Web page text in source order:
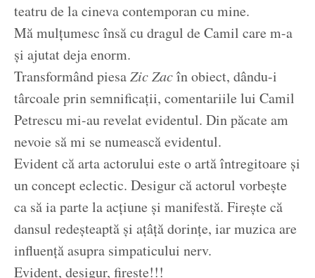
teatru de la cineva contemporan cu mine.
Mă mulțumesc însă cu dragul de Camil care m-a
și ajutat deja enorm.
Transformând piesaZic Zacîn obiect, dându-i
târcoale prin semnificații, comentariile lui Camil
Petrescu mi-au revelat evidentul. Din păcate am
nevoie să mi se numească evidentul.
Evident că arta actorului este o artă întregitoare și
un concept eclectic. Desigur că actorul vorbește
ca să ia parte la acțiune și manifestă. Firește că
dansul redeșteaptă și ațâță dorințe, iar muzica are
influență asupra simpaticului nerv.
Evident, desigur, firește!!!